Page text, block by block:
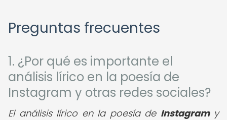
Preguntas frecuentes
1. ¿Por qué es importante el
análisis lírico en la poesía de
Instagram y otras redes sociales?
El análisis lírico en la poesía de Instagramy